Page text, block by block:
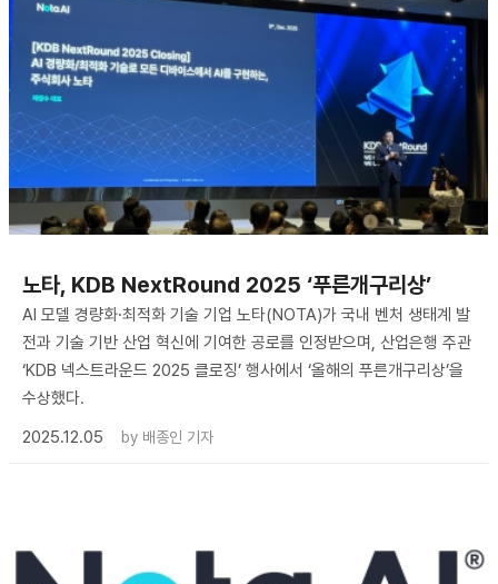
노타, KDB NextRound 2025 ‘푸른개구리상’
AI 모델 경량화·최적화 기술 기업 노타(NOTA)가 국내 벤처 생태계 발
전과 기술 기반 산업 혁신에 기여한 공로를 인정받으며, 산업은행 주관
‘KDB 넥스트라운드 2025 클로징’ 행사에서 ‘올해의 푸른개구리상’을
수상했다.
2025.12.05
by 배종인 기자